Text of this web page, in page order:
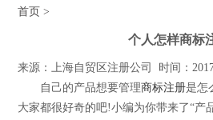
首页 >
个人怎样商标
来源：上海自贸区注册公司 时间：
自己的产品想要管理商标注册是怎
大家都很好奇的吧!小编为你带来了“产